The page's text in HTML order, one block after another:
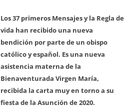
Los 37 primeros Mensajes y la Regla de
vida han recibido una nueva
bendición por parte de un obispo
católico y español. Es una nueva
asistencia materna de la
Bienaventurada Virgen María,
recibida la carta muy en torno a su
fiesta de la Asunción de 2020.